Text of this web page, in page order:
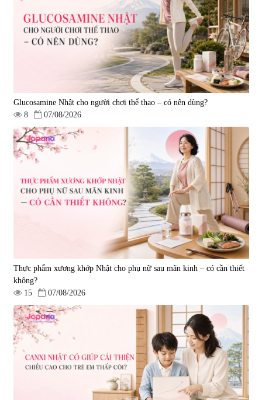
|57.920
1.450.000 đ
trí nhớ DHA + EPA + Flaxseed
Oil 30 viên/gói - Date 02/2027
|52.346
225.000 đ
Tẩy tế bào chết Nichiei Bussan
Nano NMN+ Peeling Gel
|0
1.490.000 đ
Viên uống hỗ trợ bền thành
mạch, ngừa tai biến Elastin Plus
& Nattokinase Hokoen 80 viên
0
980.000 đ
Viên uống bổ gan Ribeto Shoji
Hepaclean 60 viên
690.000 đ
Viên uống hỗ trợ cải thiện thoát
vị đĩa đệm Kyoto Has 30 viên
|14.560
1.600.000 đ
Glucosamine Nhật cho người chơi thể thao – có nên dùng?
8
07/08/2026
Thực phẩm xương khớp Nhật cho phụ nữ sau mãn kinh – có cần thiết
không?
15
07/08/2026